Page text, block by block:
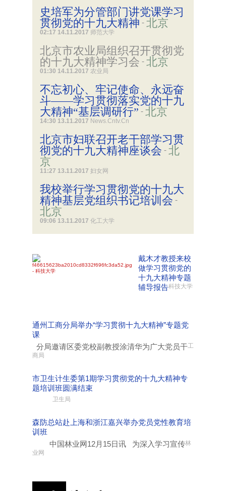
史培军为分管部门讲党课学习
贯彻党的十九大精神 - 北京
02:17 14.11.2017 师范大学
北京市农业局组织召开贯彻党
的十九大精神学习会 - 北京
01:30 14.11.2017 农业局
不忘初心、牢记使命、永远奋
斗——学习贯彻落实党的十九
大精神“基层调研行” - 北京
14:30 13.11.2017 News.Cntv.Cn
北京市妇联召开老干部学习贯
彻党的十九大精神座谈会 - 北
京
11:27 13.11.2017 妇女网
我校举行学习贯彻党的十九大
精神基层党组织书记培训会 -
北京
09:06 13.11.2017 化工大学
戴木才教授来校
做学习贯彻党的
十九大精神专题
辅导报告科技大学
通州工商分局举办“学习贯彻十九大精神”专题党
课
分局邀请区委党校副教授涂清华为广大党员干工
商局
市卫生计生委第1期学习贯彻党的十九大精神专
题培训班圆满结束
卫生局
森防总站赴上海和浙江嘉兴举办党员党性教育培
训班
中国林业网12月15日讯 为深入学习宣传林
业网